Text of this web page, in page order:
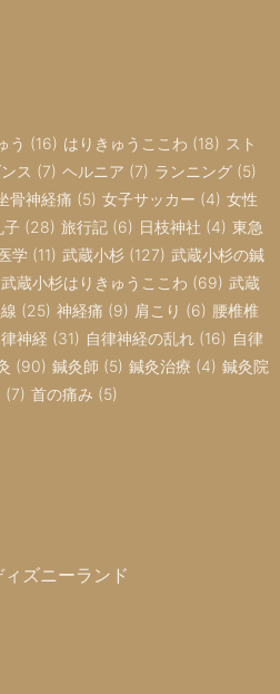
う (16) はりきゅうここわ (18) スト
ス (7) ヘルニア (7) ランニング (5)
骨神経痛 (5) 女子サッカー (4) 女性
子 (28) 旅行記 (6) 日枝神社 (4) 東急
学 (11) 武蔵小杉 (127) 武蔵小杉の鍼
武蔵小杉はりきゅうここわ (69) 武蔵
(25) 神経痛 (9) 肩こり (6) 腰椎椎
神経 (31) 自律神経の乱れ (16) 自律
(90) 鍼灸師 (5) 鍼灸治療 (4) 鍼灸院
(7) 首の痛み (5)
ズニーランド